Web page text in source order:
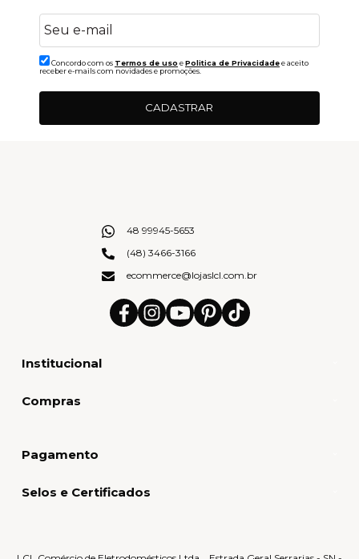
Concordo com os Termos de uso ePolitica de Privacidadee aceito
receber e-mails com novidades e promoções.
CADASTRAR
Institucional
Compras
48 99945-5653
(48) 3466-3166
ecommerce@lojaslcl.com.br
Pagamento
Selos e Certificados